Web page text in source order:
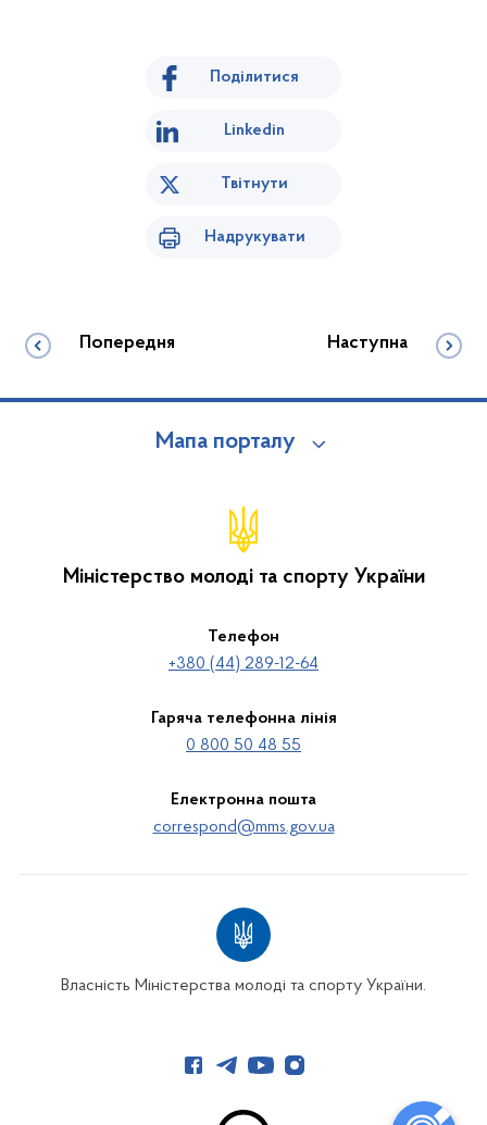
Поділитися
Linkedin
Твітнути
Надрукувати
Попередня Наступна
Мапа порталу
Міністерство молоді та спорту України
Телефон
+380 (44) 289-12-64
Гаряча телефонна лінія
0 800 50 48 55
Електронна пошта
correspond@mms.gov.ua
Власність Міністерства молоді та спорту України.